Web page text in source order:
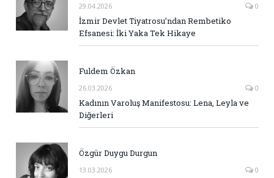
29.04.2026 0
İzmir Devlet Tiyatrosu’ndan Rembetiko
Efsanesi: İki Yaka Tek Hikaye
Fuldem Özkan
26.03.2026 0
Kadının Varoluş Manifestosu: Lena, Leyla ve
Diğerleri
Özgür Duygu Durgun
13.03.2026 0